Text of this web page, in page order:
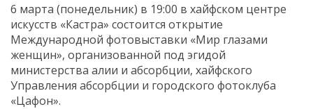
6 марта (понедельник) в 19:00 в хайфском центре
искусств «Кастра» состоится открытие
Международной фотовыставки «Мир глазами
женщин», организованной под эгидой
министерства алии и абсорбции, хайфского
Управления абсорбции и городского фотоклуба
«Цафон».